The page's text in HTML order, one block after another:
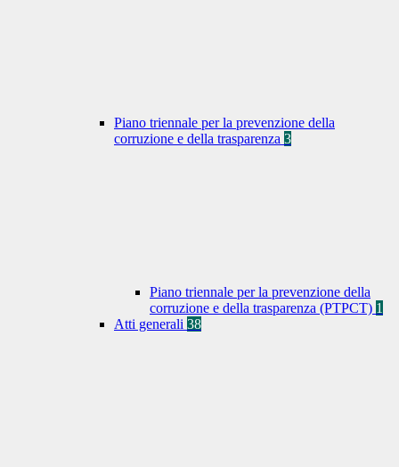
Piano triennale per la prevenzione della
corruzione e della trasparenza 3
Piano triennale per la prevenzione della
corruzione e della trasparenza (PTPCT) 1
Atti generali 38